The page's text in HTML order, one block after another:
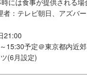
には食事が提供される場
者：テレビ朝日、アズバ
21:00
15:30予定＠東京都内近
(6月設定)